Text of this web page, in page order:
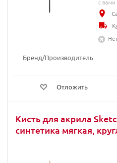
Бренд/Производитель
Отложить
с вами
Кисть для акрила
синтетика мягкая,